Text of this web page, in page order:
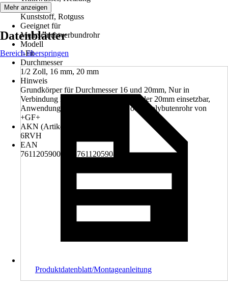
Material
Kunststoff, Rotguss
Geeignet für
Mehrschichtverbundrohr
Modell
I-Fit
Durchmesser
1/2 Zoll, 16 mm, 20 mm
Hinweis
Grundkörper für Durchmesser 16 und 20mm, Nur in
Verbindung mit dem Adapter 16mm oder 20mm einsetzbar,
Anwendung nur mit Verbundrohr oder Polybutenrohr von
+GF+
AKN (Artikelkurznummer)
6RVH
EAN
7611205900656, 7611205908935
Mehr anzeigen
Datenblätter
Bereich überspringen
Produktdatenblatt/Montageanleitung